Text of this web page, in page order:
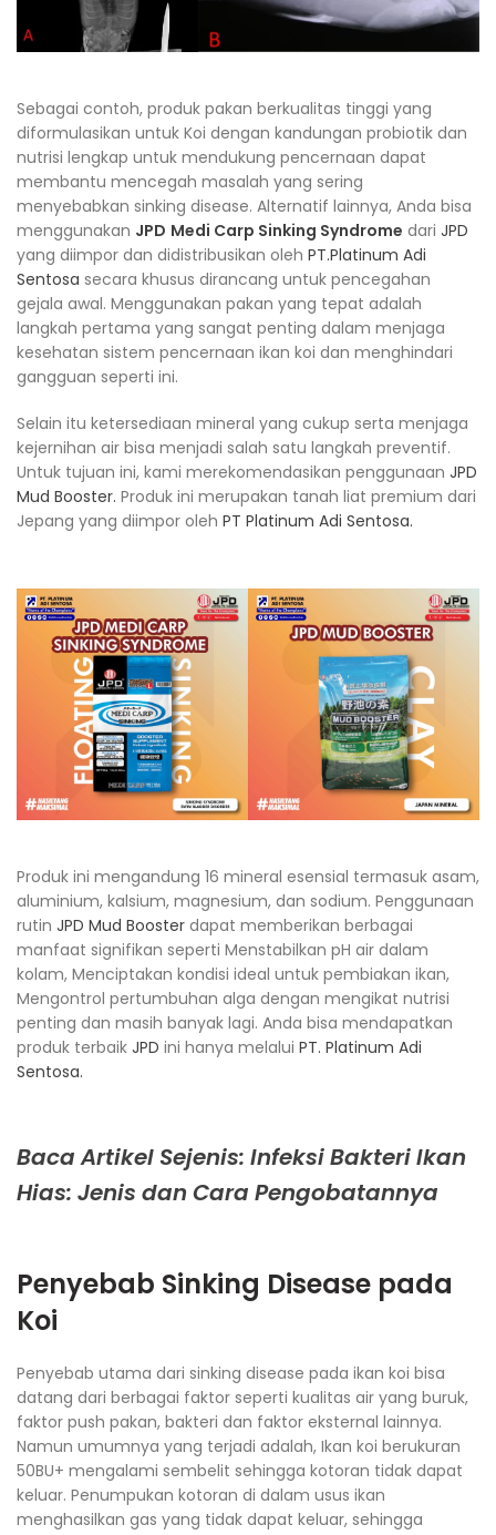
Sebagai contoh, produk pakan berkualitas tinggi yang
diformulasikan untuk Koi dengan kandungan probiotik dan
nutrisi lengkap untuk mendukung pencernaan dapat
membantu mencegah masalah yang sering
menyebabkan sinking disease. Alternatif lainnya, Anda bisa
menggunakan JPD Medi Carp Sinking Syndrome dari JPD
yang diimpor dan didistribusikan oleh PT.Platinum Adi
Sentosa secara khusus dirancang untuk pencegahan
gejala awal. Menggunakan pakan yang tepat adalah
langkah pertama yang sangat penting dalam menjaga
kesehatan sistem pencernaan ikan koi dan menghindari
gangguan seperti ini.
Selain itu ketersediaan mineral yang cukup serta menjaga
kejernihan air bisa menjadi salah satu langkah preventif.
Untuk tujuan ini, kami merekomendasikan penggunaan JPD
Mud Booster. Produk ini merupakan tanah liat premium dari
Jepang yang diimpor oleh PT Platinum Adi Sentosa.
Produk ini mengandung 16 mineral esensial termasuk asam,
aluminium, kalsium, magnesium, dan sodium. Penggunaan
rutin JPD Mud Booster dapat memberikan berbagai
manfaat signifikan seperti Menstabilkan pH air dalam
kolam, Menciptakan kondisi ideal untuk pembiakan ikan,
Mengontrol pertumbuhan alga dengan mengikat nutrisi
penting dan masih banyak lagi. Anda bisa mendapatkan
produk terbaik JPD ini hanya melalui PT. Platinum Adi
Sentosa.
Baca Artikel Sejenis: Infeksi Bakteri Ikan
Hias: Jenis dan Cara Pengobatannya
Penyebab Sinking Disease pada
Koi
Penyebab utama dari sinking disease pada ikan koi bisa
datang dari berbagai faktor seperti kualitas air yang buruk,
faktor push pakan, bakteri dan faktor eksternal lainnya.
Namun umumnya yang terjadi adalah, Ikan koi berukuran
50BU+ mengalami sembelit sehingga kotoran tidak dapat
keluar. Penumpukan kotoran di dalam usus ikan
menghasilkan gas yang tidak dapat keluar, sehingga